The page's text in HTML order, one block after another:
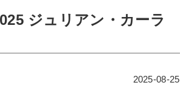
ジュリアン・カーラ
2025-08-25